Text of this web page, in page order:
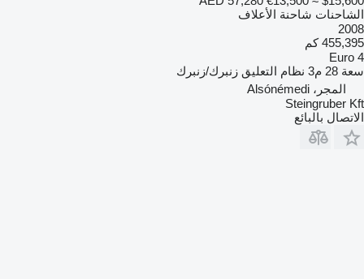
الشاحنات شاحنة الأعلاف
2008
455,395 كم
Euro 4
سعة 28 م3 نظام التعليق زنبرك/زنبرك
المجر، Alsónémedi
Steingruber Kft
الاتصال بالبائع